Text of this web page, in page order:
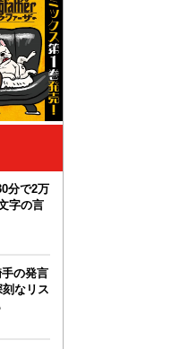
分で2万
字の言
の発言
なリス